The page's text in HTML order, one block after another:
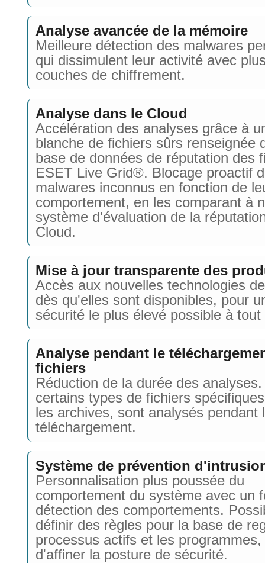
Analyse avancée de la mémoire
Meilleure détection des malwares
qui dissimulent leur activité avec
couches de chiffrement.
Analyse dans le Cloud
Accélération des analyses grâce à
blanche de fichiers sûrs renseignée
base de données de réputation des
ESET Live Grid®. Blocage proactif
malwares inconnus en fonction de
comportement, en les comparant à
système d'évaluation de la
Cloud.
Mise à jour transparente des
Accès aux nouvelles technologies
dès qu'elles sont disponibles, pour
sécurité le plus élevé possible à
Analyse pendant le
fichiers
Réduction de la durée des
certains types de fichiers
les archives, sont analysés pendant
téléchargement.
Système de prévention
Personnalisation plus poussée du
comportement du système avec un
détection des comportements.
définir des règles pour la base de
processus actifs et les programmes,
d'affiner la posture de sécurité.